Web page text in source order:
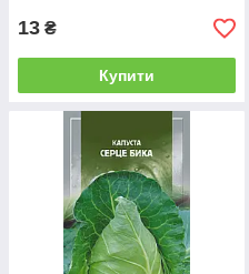
13 ₴
Купити